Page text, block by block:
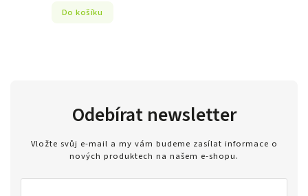
Do košíku
Odebírat newsletter
Vložte svůj e-mail a my vám budeme zasílat informace o
nových produktech na našem e-shopu.